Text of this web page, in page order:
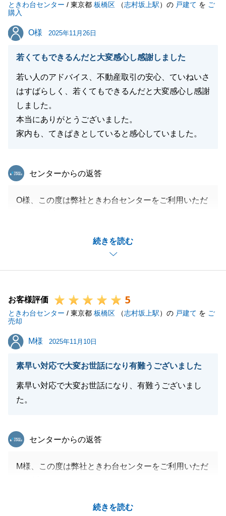
様方にご提案しやすく纏まっており、大変見やすくな
っておりました。
そのおかげもあり、無事ご成約にいたったことと存じ
今後も不動産においてご相談事項等ございましたら、
お気軽にご連絡下さいますようお願い申し上げます。
閉じる
ときわ台センター / 東京都 板橋区 （志村坂上駅）の 戸建て を ご
購入
O様
O様 2025年11月26日
若くてもできるんだと大変感心し感謝しました
若い人のアドバイス、不動産取引の安心、ていねいさ
はすばらしく、若くてもできるんだと大変感心し感謝
しました。
本当にありがとうございました。
家内も、てきぱきとしていると感心していました。
続きを読む
東急リバブル
センターからの返答
O様、この度は弊社ときわ台センターをご利用いただ
うえで売主様へ交渉できたからこそ成立できたご契約
この度は誠にありがとうございました。
閉じる
お客様評価 5
ときわ台センター / 東京都 板橋区 （志村坂上駅）の 戸建て を ご
売却
M様
M様 2025年11月10日
素早い対応で大変お世話になり有難うございました
素早い対応で大変お世話になり、有難うございまし
た。
続きを読む
東急リバブル
センターからの返答
M様、この度は弊社ときわ台センターをご利用いただ
り、慎重に、綿密に取り組ませていただきました。